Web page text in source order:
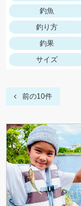
釣魚
釣り方
釣果
サイズ
前の10件